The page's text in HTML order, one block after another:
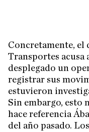
Concretamente, el
Transportes acusa
desplegado un
registrar sus
estuvieron
Sin embargo, esto
hace referencia
del año pasado.